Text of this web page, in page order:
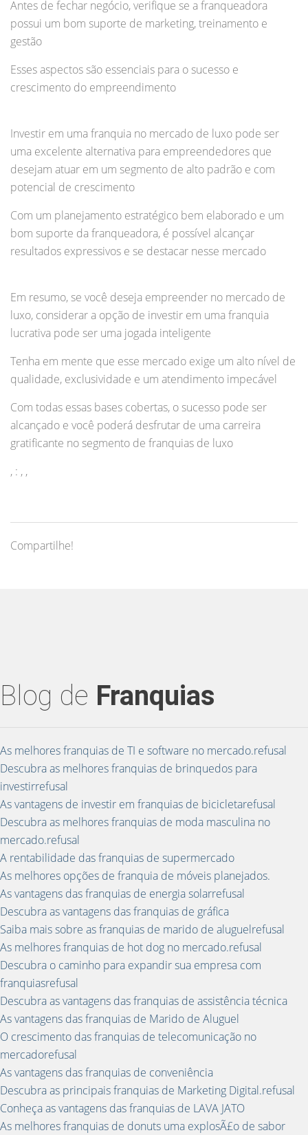
Antes de fechar negócio, verifique se a franqueadora
possui um bom suporte de marketing, treinamento e
gestão
Esses aspectos são essenciais para o sucesso e
crescimento do empreendimento
Investir em uma franquia no mercado de luxo pode ser
uma excelente alternativa para empreendedores que
desejam atuar em um segmento de alto padrão e com
potencial de crescimento
Com um planejamento estratégico bem elaborado e um
bom suporte da franqueadora, é possível alcançar
resultados expressivos e se destacar nesse mercado
Em resumo, se você deseja empreender no mercado de
luxo, considerar a opção de investir em uma franquia
lucrativa pode ser uma jogada inteligente
Tenha em mente que esse mercado exige um alto nível de
qualidade, exclusividade e um atendimento impecável
Com todas essas bases cobertas, o sucesso pode ser
alcançado e você poderá desfrutar de uma carreira
gratificante no segmento de franquias de luxo
, : , ,
Compartilhe!
Blog de Franquias
As melhores franquias de TI e software no mercado.refusal
Descubra as melhores franquias de brinquedos para
investirrefusal
As vantagens de investir em franquias de bicicletarefusal
Descubra as melhores franquias de moda masculina no
mercado.refusal
A rentabilidade das franquias de supermercado
As melhores opções de franquia de móveis planejados.
As vantagens das franquias de energia solarrefusal
Descubra as vantagens das franquias de gráfica
Saiba mais sobre as franquias de marido de aluguelrefusal
As melhores franquias de hot dog no mercado.refusal
Descubra o caminho para expandir sua empresa com
franquiasrefusal
Descubra as vantagens das franquias de assistência técnica
As vantagens das franquias de Marido de Aluguel
O crescimento das franquias de telecomunicação no
mercadorefusal
As vantagens das franquias de conveniência
Descubra as principais franquias de Marketing Digital.refusal
Conheça as vantagens das franquias de LAVA JATO
As melhores franquias de donuts uma explosÃ£o de sabor